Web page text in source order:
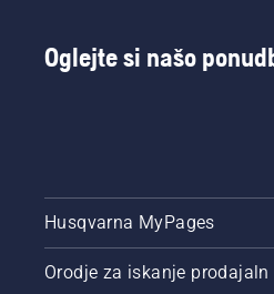
Oglejte si našo
Husqvarna MyPages
Orodje za iskanje prodajaln